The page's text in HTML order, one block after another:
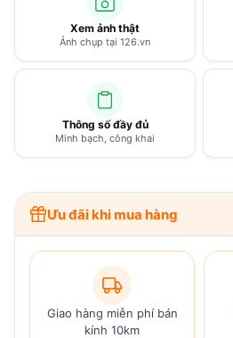
Xem ảnh thật
Ảnh chụp tại 126.vn
Thông số đầy đủ
Minh bạch, công khai
Ưu đãi khi mua hàng
Giao hàng miễn phí bán
kính 10km